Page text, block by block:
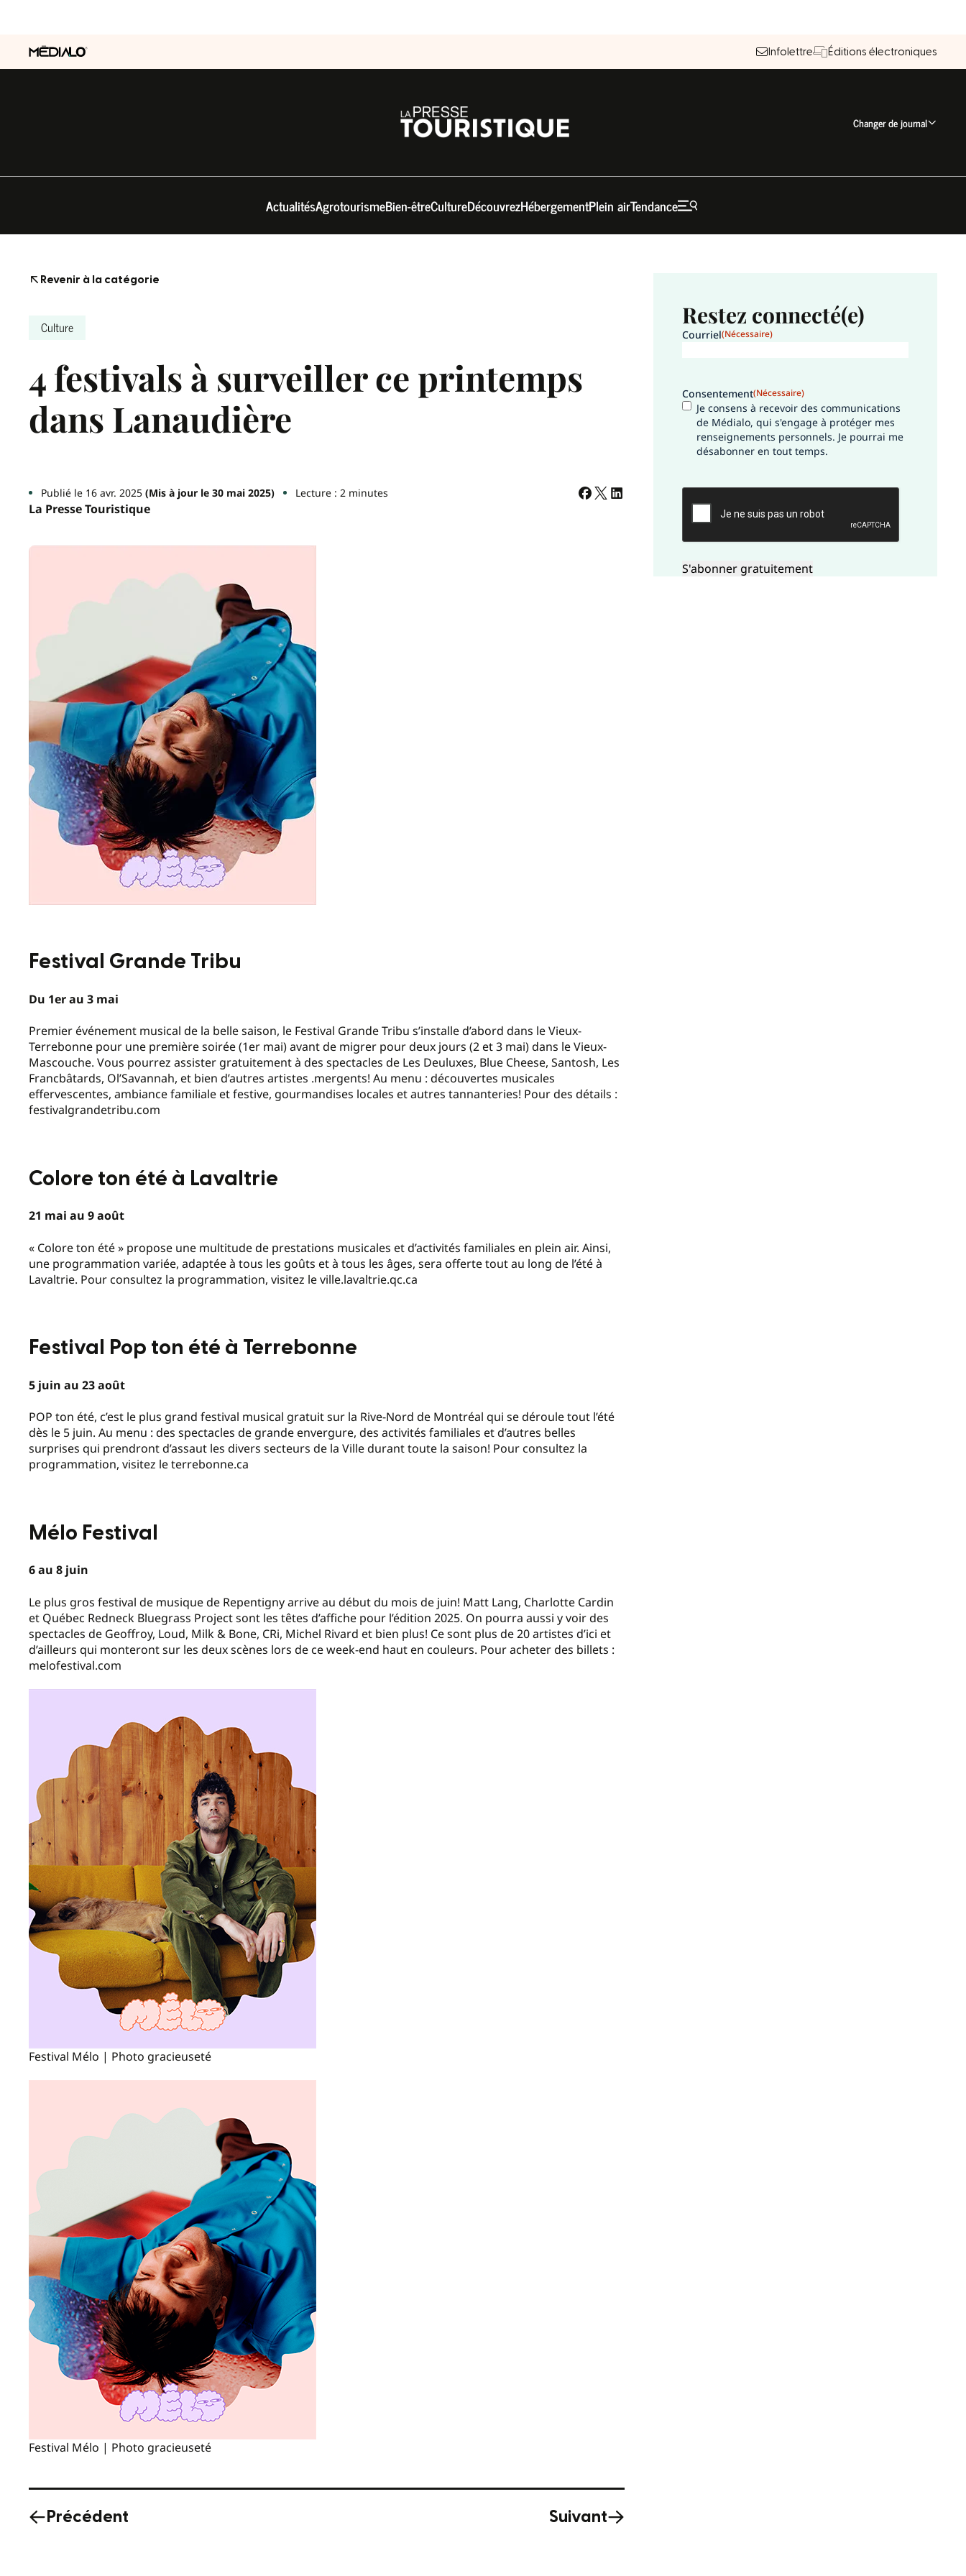
Infolettre Éditions électroniques
Changer de journal
ActualitésAgrotourismeBien-êtreCultureDécouvrezHébergementPlein airTendance
Revenir à la catégorie
Culture
4 festivals à surveiller ce printemps
dans Lanaudière
Publié le 16 avr. 2025(Mis à jour le 30 mai 2025) Lecture : 2 minutes
La Presse Touristique
Festival Grande Tribu
Du 1er au 3 mai
Premier événement musical de la belle saison, le Festival Grande Tribu s’installe d’abord dans le Vieux-
Terrebonne pour une première soirée (1er mai) avant de migrer pour deux jours (2 et 3 mai) dans le Vieux-
Mascouche. Vous pourrez assister gratuitement à des spectacles de Les Deuluxes, Blue Cheese, Santosh, Les
Francbâtards, Ol’Savannah, et bien d’autres artistes .mergents! Au menu : découvertes musicales
effervescentes, ambiance familiale et festive, gourmandises locales et autres tannanteries! Pour des détails :
festivalgrandetribu.com
Colore ton été à Lavaltrie
21 mai au 9 août
« Colore ton été » propose une multitude de prestations musicales et d’activités familiales en plein air. Ainsi,
une programmation variée, adaptée à tous les goûts et à tous les âges, sera offerte tout au long de l’été à
Lavaltrie. Pour consultez la programmation, visitez le ville.lavaltrie.qc.ca
Festival Pop ton été à Terrebonne
5 juin au 23 août
POP ton été, c’est le plus grand festival musical gratuit sur la Rive-Nord de Montréal qui se déroule tout l’été
dès le 5 juin. Au menu : des spectacles de grande envergure, des activités familiales et d’autres belles
surprises qui prendront d’assaut les divers secteurs de la Ville durant toute la saison! Pour consultez la
programmation, visitez le terrebonne.ca
Mélo Festival
6 au 8 juin
Le plus gros festival de musique de Repentigny arrive au début du mois de juin! Matt Lang, Charlotte Cardin
et Québec Redneck Bluegrass Project sont les têtes d’affiche pour l’édition 2025. On pourra aussi y voir des
spectacles de Geoffroy, Loud, Milk & Bone, CRi, Michel Rivard et bien plus! Ce sont plus de 20 artistes d’ici et
d’ailleurs qui monteront sur les deux scènes lors de ce week-end haut en couleurs. Pour acheter des billets :
melofestival.com
Festival Mélo | Photo gracieuseté
Festival Mélo | Photo gracieuseté
Précédent Suivant
Restez connecté(e)
Courriel(Nécessaire)
Consentement(Nécessaire)
Je consens à recevoir des communications
de Médialo, qui s'engage à protéger mes
renseignements personnels. Je pourrai me
désabonner en tout temps.
CAPTCHA